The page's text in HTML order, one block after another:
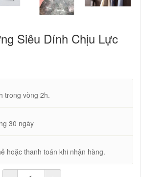
Siêu Dính Chịu Lực
trong vòng 2h.
30 ngày
hoặc thanh toán khi nhận hàng.